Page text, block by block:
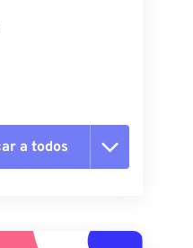
a todos
preestablecido